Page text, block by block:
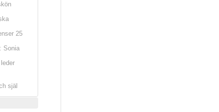
25
Sonia
själ